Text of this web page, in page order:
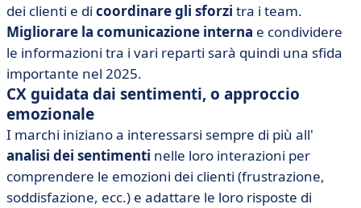
dei clienti e di coordinare gli sforzi tra i team.
Migliorare la comunicazione interna e condividere
le informazioni tra i vari reparti sarà quindi una sfida
importante nel 2025.
CX guidata dai sentimenti, o approccio
emozionale
I marchi iniziano a interessarsi sempre di più all'
analisi dei sentimenti nelle loro interazioni per
comprendere le emozioni dei clienti (frustrazione,
soddisfazione, ecc.) e adattare le loro risposte di